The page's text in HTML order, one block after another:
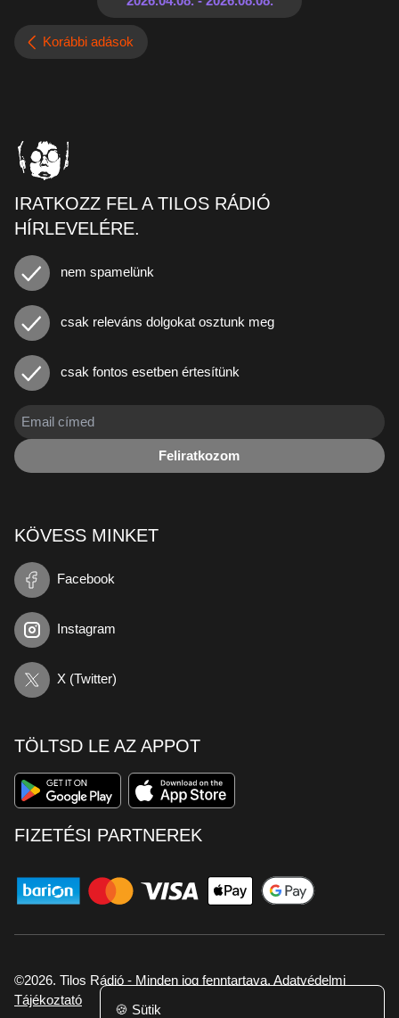
Korábbi adások
IRATKOZZ FEL A TILOS RÁDIÓ
HÍRLEVELÉRE.
nem spamelünk
csak releváns dolgokat osztunk meg
csak fontos esetben értesítünk
Feliratkozom
KÖVESS MINKET
Facebook
Instagram
X (Twitter)
TÖLTSD LE AZ APPOT
FIZETÉSI PARTNEREK
©2026. Tilos Rádió - Minden jog fenntartava. Adatvédelmi
Tájékoztató
🍪 Sütik